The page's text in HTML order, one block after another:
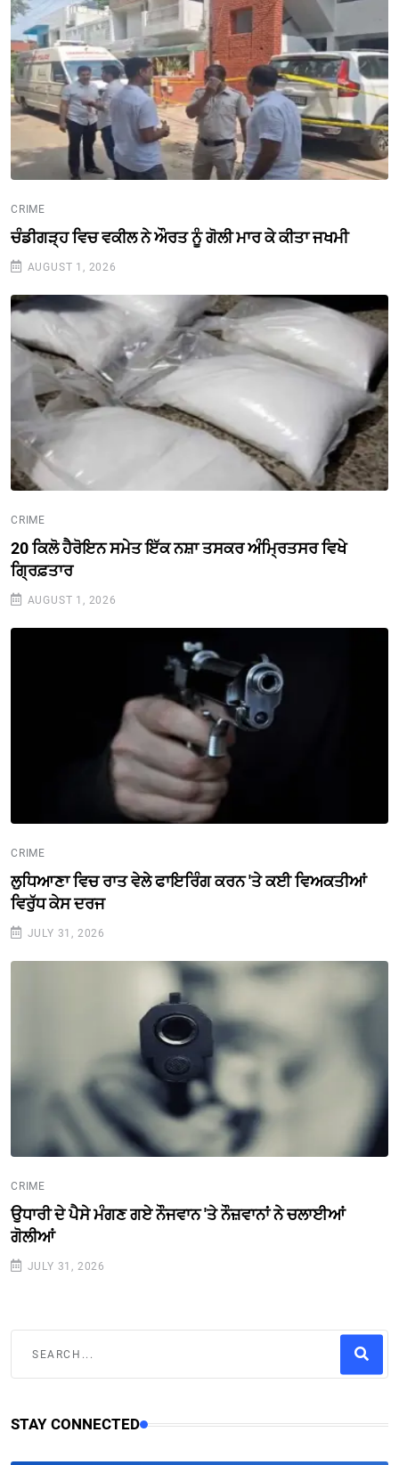
CRIME
ਚੰਡੀਗੜ੍ਹ ਵਿਚ ਵਕੀਲ ਨੇ ਔਰਤ ਨੂੰ ਗੋਲੀ ਮਾਰ ਕੇ ਕੀਤਾ ਜਖਮੀ
AUGUST 1, 2026
CRIME
20 ਕਿਲੋ ਹੈਰੋਇਨ ਸਮੇਤ ਇੱਕ ਨਸ਼ਾ ਤਸਕਰ ਅੰਮ੍ਰਿਤਸਰ ਵਿਖੇ
ਗ੍ਰਿਫ਼ਤਾਰ
AUGUST 1, 2026
CRIME
ਲੁਧਿਆਣਾ ਵਿਚ ਰਾਤ ਵੇਲੇ ਫਾਇਰਿੰਗ ਕਰਨ 'ਤੇ ਕਈ ਵਿਅਕਤੀਆਂ
ਵਿਰੁੱਧ ਕੇਸ ਦਰਜ
JULY 31, 2026
CRIME
ਉਧਾਰੀ ਦੇ ਪੈਸੇ ਮੰਗਣ ਗਏ ਨੌਜਵਾਨ 'ਤੇ ਨੌਜ਼ਵਾਨਾਂ ਨੇ ਚਲਾਈਆਂ
ਗੋਲੀਆਂ
JULY 31, 2026
STAY CONNECTED